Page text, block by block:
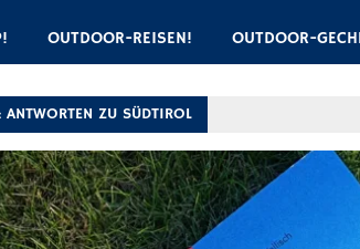
OUTDOOR-REISEN! OUTDOOR-
ANTWORTEN ZU SÜDTIROL